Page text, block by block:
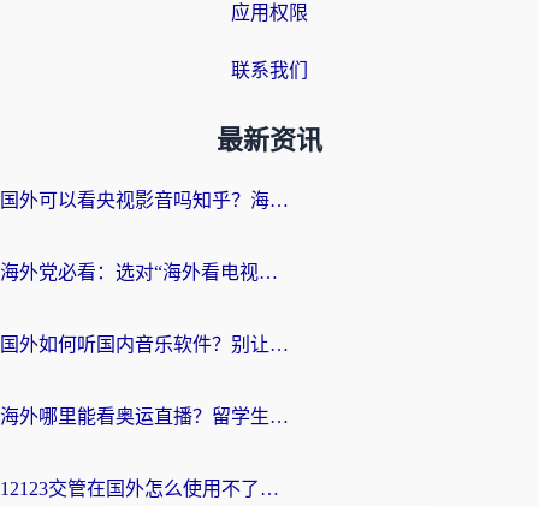
应用权限
联系我们
最新资讯
国外可以看央视影音吗知乎？海外党亲测有效的回国加速方案
海外党必看：选对“海外看电视剧软件”，再也不用愁国内剧刷不了
国外如何听国内音乐软件？别让地域限制，断了你的中文歌单
海外哪里能看奥运直播？留学生&海外华人必看的体育赛事观赛终极指南
12123交管在国外怎么使用不了？海外华人必看的无缝访问国内资源指南